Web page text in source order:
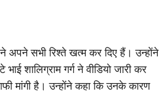
ने अपने सभी रिश्ते खत्म कर दिए हैं। उन्होंने
शालिग्राम गर्ग ने वीडियो जारी कर
मांगी है। उन्होंने कहा कि उनके कारण